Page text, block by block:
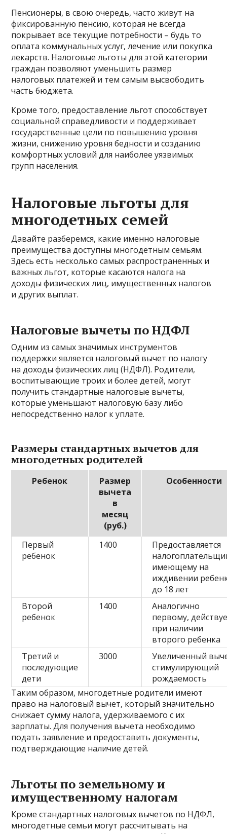
Пенсионеры, в свою очередь, часто живут на
фиксированную пенсию, которая не всегда
покрывает все текущие потребности – будь то
оплата коммунальных услуг, лечение или покупка
лекарств. Налоговые льготы для этой категории
граждан позволяют уменьшить размер
налоговых платежей и тем самым высвободить
часть бюджета.
Кроме того, предоставление льгот способствует
социальной справедливости и поддерживает
государственные цели по повышению уровня
жизни, снижению уровня бедности и созданию
комфортных условий для наиболее уязвимых
групп населения.
Налоговые льготы для
многодетных семей
Давайте разберемся, какие именно налоговые
преимущества доступны многодетным семьям.
Здесь есть несколько самых распространенных и
важных льгот, которые касаются налога на
доходы физических лиц, имущественных налогов
и других выплат.
Налоговые вычеты по НДФЛ
Одним из самых значимых инструментов
поддержки является налоговый вычет по налогу
на доходы физических лиц (НДФЛ). Родители,
воспитывающие троих и более детей, могут
получить стандартные налоговые вычеты,
которые уменьшают налоговую базу либо
непосредственно налог к уплате.
Размеры стандартных вычетов для
многодетных родителей
Ребенок
Размер
вычета
в
месяц
(руб.)
Особенности
Первый
ребенок
1400
Предоставляется
имеющему на
иждивении
до 18 лет
Второй
ребенок
1400
Аналогично
первому,
при наличии
второго ребенка
Третий и
последующие
дети
3000
Увеличенный
стимулирующий
рождаемость
Таким образом, многодетные родители имеют
право на налоговый вычет, который значительно
снижает сумму налога, удерживаемого с их
зарплаты. Для получения вычета необходимо
подать заявление и предоставить документы,
подтверждающие наличие детей.
Льготы по земельному и
имущественному налогам
Кроме стандартных налоговых вычетов по НДФЛ,
многодетные семьи могут рассчитывать на